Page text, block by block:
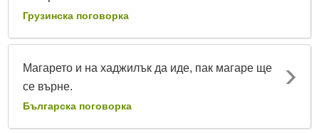
Грузинска поговорка
Магарето и на хаджилък да иде, пак магаре ще
се върне.
Българска поговорка